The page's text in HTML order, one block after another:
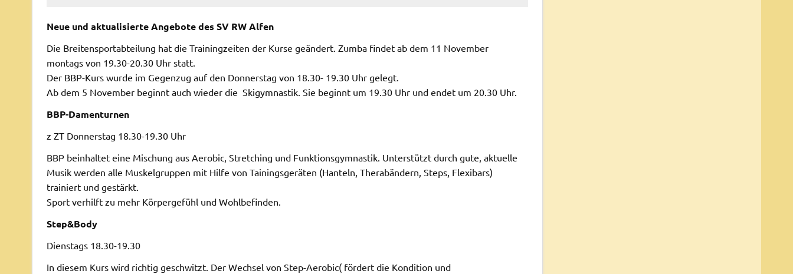
Neue und aktualisierte Angebote des SV RW Alfen
Die Breitensportabteilung hat die Trainingzeiten der Kurse geändert. Zumba findet ab dem 11 November
montags von 19.30-20.30 Uhr statt.
Der BBP-Kurs wurde im Gegenzug auf den Donnerstag von 18.30- 19.30 Uhr gelegt.
Ab dem 5 November beginnt auch wieder die Skigymnastik. Sie beginnt um 19.30 Uhr und endet um 20.30 Uhr.
BBP-Damenturnen
z ZT Donnerstag 18.30-19.30 Uhr
BBP beinhaltet eine Mischung aus Aerobic, Stretching und Funktionsgymnastik. Unterstützt durch gute, aktuelle
Musik werden alle Muskelgruppen mit Hilfe von Tainingsgeräten (Hanteln, Therabändern, Steps, Flexibars)
trainiert und gestärkt.
Sport verhilft zu mehr Körpergefühl und Wohlbefinden.
Step&Body
Dienstags 18.30-19.30
In diesem Kurs wird richtig geschwitzt. Der Wechsel von Step-Aerobic( fördert die Kondition und